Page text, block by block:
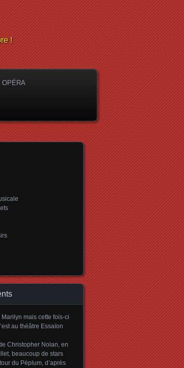
!
OPÉRA
Marilyn mais cette fois-ci
au théâtre Essaïon
Christopher Nolan, en
beaucoup de stars
du Péplum, d’après